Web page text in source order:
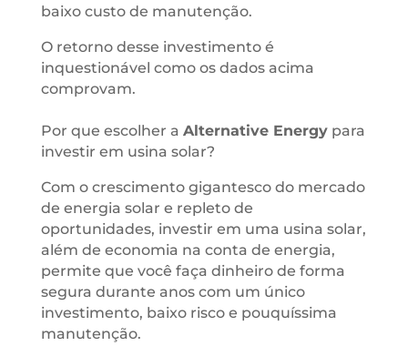
baixo custo de manutenção.
O retorno desse investimento é
inquestionável como os dados acima
comprovam.
Por que escolher a Alternative Energypara
investir em usina solar?
Com o crescimento gigantesco do mercado
de energia solar e repleto de
oportunidades, investir em uma usina solar,
além de economia na conta de energia,
permite que você faça dinheiro de forma
segura durante anos com um único
investimento, baixo risco e pouquíssima
manutenção.